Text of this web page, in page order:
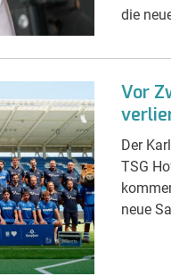
die
Vor
Der
TSG
neue